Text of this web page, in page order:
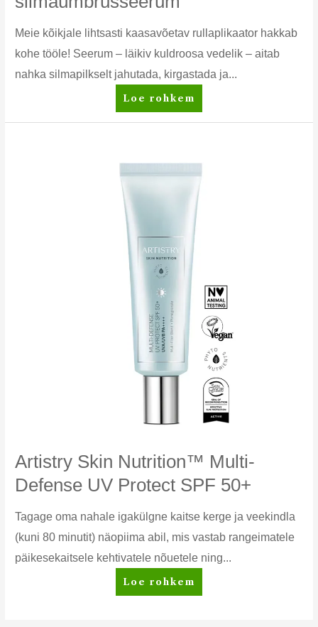
Meie kõikjale lihtsasti kaasavõetav rullaplikaator hakkab
kohe tööle! Seerum – läikiv kuldroosa vedelik – aitab
nahka silmapilkselt jahutada, kirgastada ja...
Artistry
Studio™
jahutav
silmaümbrusseerum
Loe rohkem
Artistry Skin Nutrition™ Multi-
Defense UV Protect SPF 50+
Tagage oma nahale igakülgne kaitse kerge ja veekindla
(kuni 80 minutit) näopiima abil, mis vastab rangeimatele
päikesekaitsele kehtivatele nõuetele ning...
Artistry
Skin
Loe rohkem